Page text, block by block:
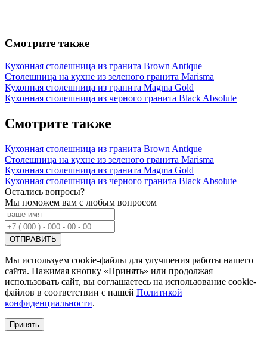
Смотрите также
Кухонная столешница из гранита Brown Antique
Столешница на кухне из зеленого гранита Marisma
Кухонная столешница из гранита Magma Gold
Кухонная столешница из черного гранита Black Absolute
Смотрите также
Кухонная столешница из гранита Brown Antique
Столешница на кухне из зеленого гранита Marisma
Кухонная столешница из гранита Magma Gold
Кухонная столешница из черного гранита Black Absolute
Остались вопросы?
Мы поможем вам с любым вопросом
Мы используем cookie-файлы для улучшения работы нашего
сайта. Нажимая кнопку «Принять» или продолжая
использовать сайт, вы соглашаетесь на использование cookie-
файлов в соответствии с нашей Политикой
конфиденциальности.
Принять